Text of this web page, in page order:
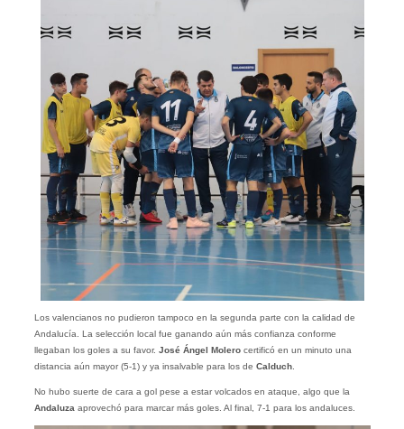
Los valencianos no pudieron tampoco en la segunda parte con la calidad de
Andalucía. La selección local fue ganando aún más confianza conforme
llegaban los goles a su favor. José Ángel Molerocertificó en un minuto una
distancia aún mayor (5-1) y ya insalvable para los de Calduch.
No hubo suerte de cara a gol pese a estar volcados en ataque, algo que la
Andaluzaaprovechó para marcar más goles. Al final, 7-1 para los andaluces.